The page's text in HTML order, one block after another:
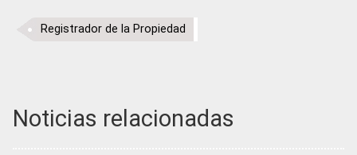
Registrador de la Propiedad
Noticias relacionadas